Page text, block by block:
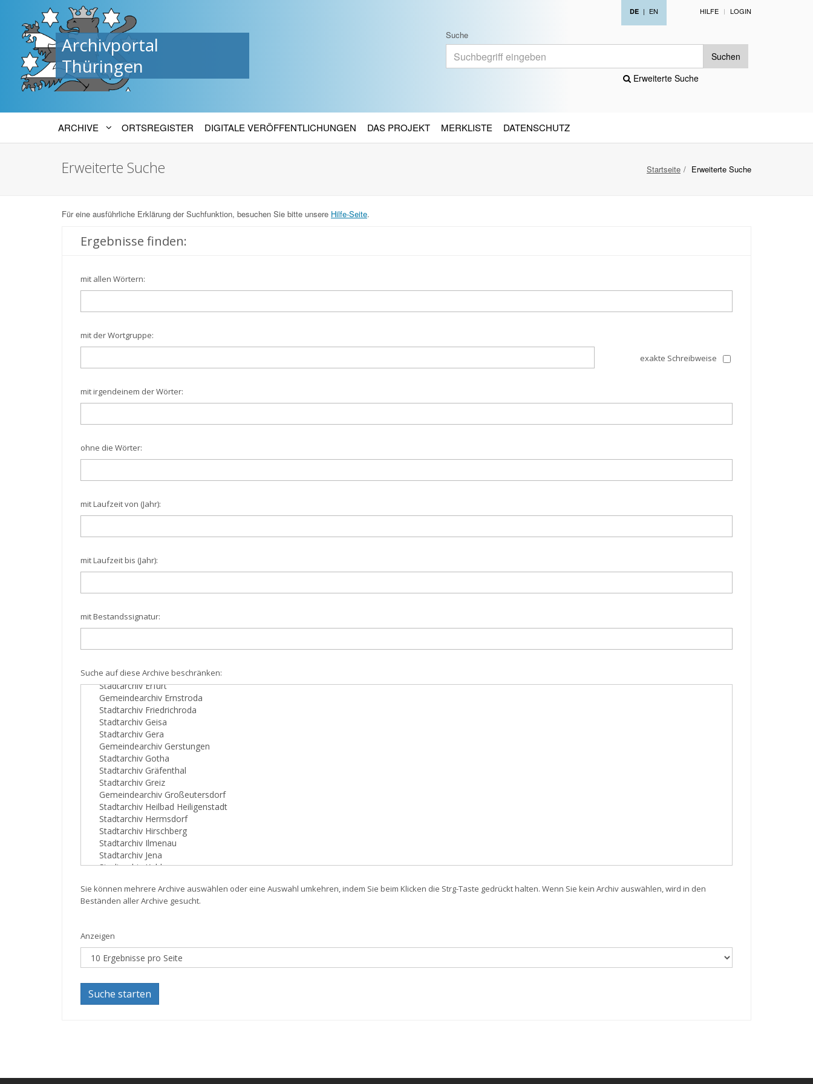
Archivportal
Thüringen
DE | EN HILFE LOGIN
Suche
Suchen
Erweiterte Suche
ARCHIVE ORTSREGISTER DIGITALE VERÖFFENTLICHUNGEN DAS PROJEKT MERKLISTE DATENSCHUTZ
Startseite Erweiterte Suche
Erweiterte Suche
Für eine ausführliche Erklärung der Suchfunktion, besuchen Sie bitte unsere Hilfe-Seite.
Ergebnisse finden:
mit allen Wörtern:
mit der Wortgruppe:
exakte Schreibweise
mit irgendeinem der Wörter:
ohne die Wörter:
mit Laufzeit von (Jahr):
mit Laufzeit bis (Jahr):
mit Bestandssignatur:
Suche auf diese Archive beschränken:
Sie können mehrere Archive auswählen oder eine Auswahl umkehren, indem Sie beim Klicken die Strg-Taste gedrückt halten. Wenn Sie kein Archiv auswählen, wird in den
Beständen aller Archive gesucht.
Anzeigen
Suche starten